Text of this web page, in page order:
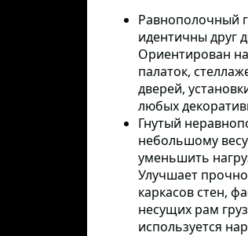
Равнополочный
идентичны друг
Ориентирован
палаток,
дверей,
любых
Гнутый
небольшому
уменьшить
Улучшает
каркасов стен,
несущих рам
используется